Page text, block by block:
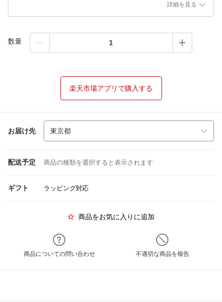
詳細を見る
数量
楽天市場アプリで購入する
お届け先
配送予定 商品の種類を選択すると表示されます
ギフト ラッピング対応
商品をお気に入りに追加
商品についての問い合わせ 不適切な商品を報告